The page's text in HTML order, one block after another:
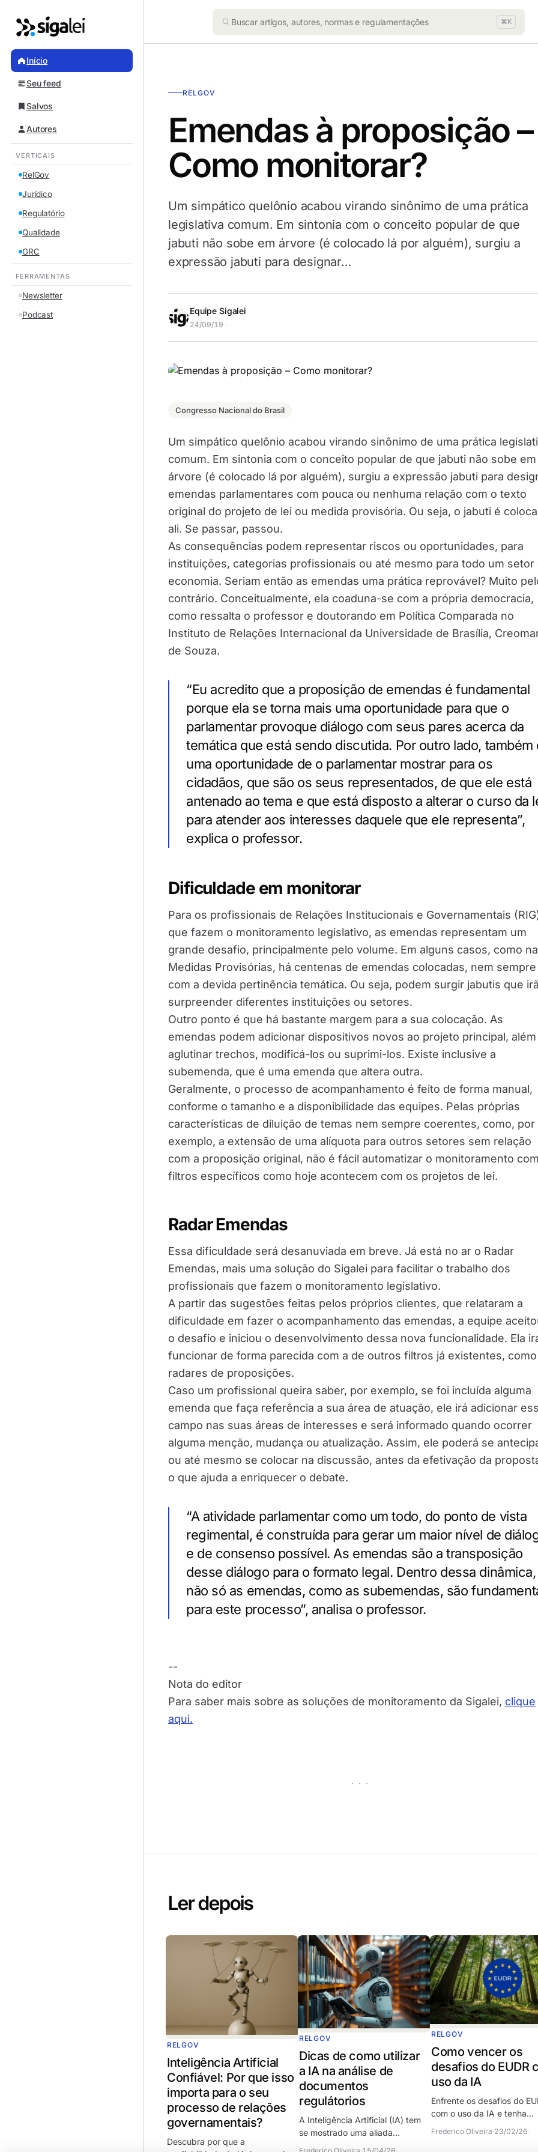
Início
Seu feed
Salvos
Autores
VERTICAIS
RelGov
Jurídico
Regulatório
Qualidade
GRC
FERRAMENTAS
Newsletter
Podcast
⌘K
RELGOV
Emendas à proposição –
Como monitorar?
Um simpático quelônio acabou virando sinônimo de uma prática
legislativa comum. Em sintonia com o conceito popular de que
jabuti não sobe em árvore (é colocado lá por alguém), surgiu a
expressão jabuti para designar…
Equipe Sigalei
24/09/19 ·
Congresso Nacional do Brasil
Um simpático quelônio acabou virando sinônimo de uma prática
comum. Em sintonia com o conceito popular de que jabuti não sobe em
árvore (é colocado lá por alguém), surgiu a expressão jabuti para
emendas parlamentares com pouca ou nenhuma relação com o texto
original do projeto de lei ou medida provisória. Ou seja, o jabuti é
ali. Se passar, passou.
As consequências podem representar riscos ou oportunidades, para
instituições, categorias profissionais ou até mesmo para todo um setor
economia. Seriam então as emendas uma prática reprovável? Muito
contrário. Conceitualmente, ela coaduna-se com a própria democracia,
como ressalta o professor e doutorando em Política Comparada no
Instituto de Relações Internacional da Universidade de Brasília,
de Souza.
“Eu acredito que a proposição de emendas é fundamental
porque ela se torna mais uma oportunidade para que o
parlamentar provoque diálogo com seus pares acerca da
temática que está sendo discutida. Por outro lado, também
uma oportunidade de o parlamentar mostrar para os
cidadãos, que são os seus representados, de que ele está
antenado ao tema e que está disposto a alterar o curso da
para atender aos interesses daquele que ele representa”,
explica o professor.
Dificuldade em monitorar
Para os profissionais de Relações Institucionais e Governamentais
que fazem o monitoramento legislativo, as emendas representam um
grande desafio, principalmente pelo volume. Em alguns casos, como
Medidas Provisórias, há centenas de emendas colocadas, nem sempre
com a devida pertinência temática. Ou seja, podem surgir jabutis que
surpreender diferentes instituições ou setores.
Outro ponto é que há bastante margem para a sua colocação. As
emendas podem adicionar dispositivos novos ao projeto principal,
aglutinar trechos, modificá-los ou suprimi-los. Existe inclusive a
subemenda, que é uma emenda que altera outra.
Geralmente, o processo de acompanhamento é feito de forma manual,
conforme o tamanho e a disponibilidade das equipes. Pelas próprias
características de diluição de temas nem sempre coerentes, como, por
exemplo, a extensão de uma alíquota para outros setores sem relação
com a proposição original, não é fácil automatizar o monitoramento com
filtros específicos como hoje acontecem com os projetos de lei.
Radar Emendas
Essa dificuldade será desanuviada em breve. Já está no ar o Radar
Emendas, mais uma solução do Sigalei para facilitar o trabalho dos
profissionais que fazem o monitoramento legislativo.
A partir das sugestões feitas pelos próprios clientes, que relataram a
dificuldade em fazer o acompanhamento das emendas, a equipe
o desafio e iniciou o desenvolvimento dessa nova funcionalidade. Ela
funcionar de forma parecida com a de outros filtros já existentes,
radares de proposições.
Caso um profissional queira saber, por exemplo, se foi incluída alguma
emenda que faça referência a sua área de atuação, ele irá adicionar
campo nas suas áreas de interesses e será informado quando ocorrer
alguma menção, mudança ou atualização. Assim, ele poderá se
ou até mesmo se colocar na discussão, antes da efetivação da
o que ajuda a enriquecer o debate.
“A atividade parlamentar como um todo, do ponto de vista
regimental, é construída para gerar um maior nível de
e de consenso possível. As emendas são a transposição
desse diálogo para o formato legal. Dentro dessa dinâmica,
não só as emendas, como as subemendas, são
para este processo”, analisa o professor.
--
Nota do editor
Para saber mais sobre as soluções de monitoramento da Sigalei, clique
aqui.
· · ·
Ler depois
RELGOV
Inteligência Artificial
Confiável: Por que isso
importa para o seu
processo de relações
governamentais?
Descubra por que a
RELGOV
Dicas de como utilizar
a IA na análise de
documentos
regulátorios
A Inteligência Artificial (IA) tem
se mostrado uma aliada
RELGOV
Como vencer os
desafios do EUDR
uso da IA
Enfrente os desafios do
com o uso da IA e tenha
dá tempo, o novo prazo é
Frederico Oliveira·23/02/26·